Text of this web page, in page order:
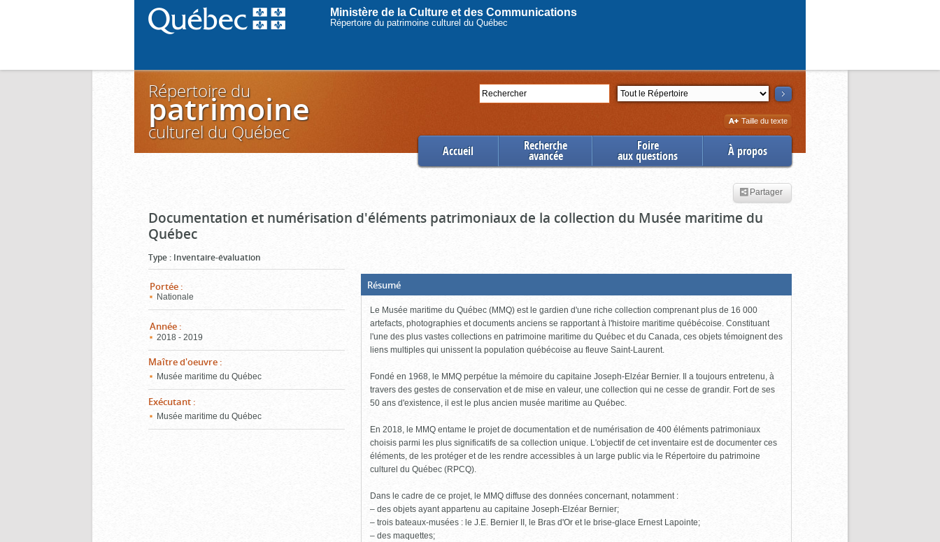
Ministère de la Culture et des Communications
Répertoire du patrimoine culturel du Québec
Rechercher Section
Augmenter
la
Taille du texte
Répertoire du
patrimoine
culturel du Québec
Accueil Recherche
avancée
Foire
aux questions À propos
Partager
Documentation et numérisation d'éléments patrimoniaux de la collection du Musée maritime du
Québec
Type : Inventaire-évaluation
Portée :
Nationale
Année :
2018 - 2019
Maître d'oeuvre :
Musée maritime du Québec
Exécutant :
Musée maritime du Québec
Résumé(Boite
ouverte,
cliquer
pour
fermer)
Le Musée maritime du Québec (MMQ) est le gardien d'une riche collection comprenant plus de 16 000
artefacts, photographies et documents anciens se rapportant à l'histoire maritime québécoise. Constituant
l'une des plus vastes collections en patrimoine maritime du Québec et du Canada, ces objets témoignent des
liens multiples qui unissent la population québécoise au fleuve Saint-Laurent.
Fondé en 1968, le MMQ perpétue la mémoire du capitaine Joseph-Elzéar Bernier. Il a toujours entretenu, à
travers des gestes de conservation et de mise en valeur, une collection qui ne cesse de grandir. Fort de ses
50 ans d'existence, il est le plus ancien musée maritime au Québec.
En 2018, le MMQ entame le projet de documentation et de numérisation de 400 éléments patrimoniaux
choisis parmi les plus significatifs de sa collection unique. L'objectif de cet inventaire est de documenter ces
éléments, de les protéger et de les rendre accessibles à un large public via le Répertoire du patrimoine
culturel du Québec (RPCQ).
Dans le cadre de ce projet, le MMQ diffuse des données concernant, notamment :
– des objets ayant appartenu au capitaine Joseph-Elzéar Bernier;
– trois bateaux-musées : le J.E. Bernier II, le Bras d'Or et le brise-glace Ernest Lapointe;
– des maquettes;